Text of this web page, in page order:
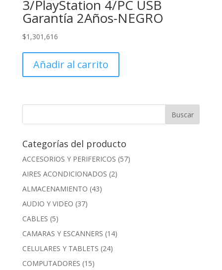
3/PlayStation 4/PC USB
Garantía 2Años-NEGRO
$1,301,616
Añadir al carrito
Categorías del producto
ACCESORIOS Y PERIFERICOS (57)
AIRES ACONDICIONADOS (2)
ALMACENAMIENTO (43)
AUDIO Y VIDEO (37)
CABLES (5)
CAMARAS Y ESCANNERS (14)
CELULARES Y TABLETS (24)
COMPUTADORES (15)